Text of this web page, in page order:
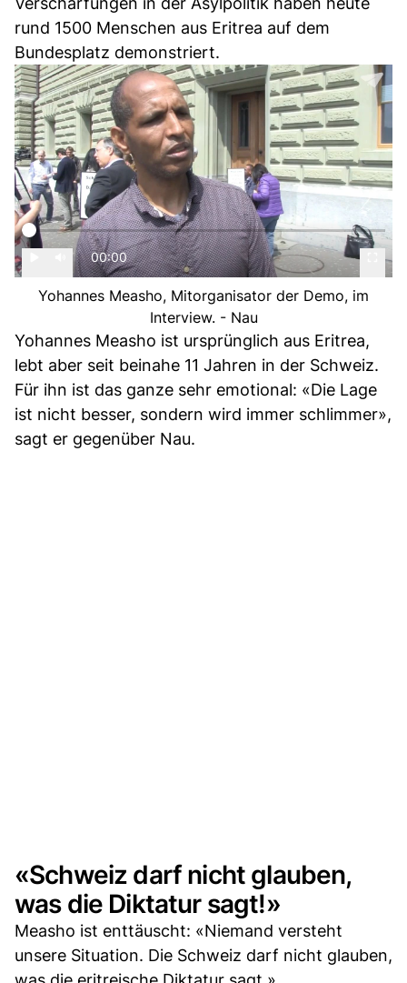
rund 1500 Menschen aus Eritrea auf dem
Bundesplatz demonstriert.
00:00
Yohannes Measho, Mitorganisator der Demo, im
Interview. - Nau
Yohannes Measho ist ursprünglich aus Eritrea,
lebt aber seit beinahe 11 Jahren in der Schweiz.
Für ihn ist das ganze sehr emotional: «Die Lage
ist nicht besser, sondern wird immer schlimmer»,
sagt er gegenüber Nau.
«Schweiz darf nicht glauben,
was die Diktatur sagt!»
Measho ist enttäuscht: «Niemand versteht
unsere Situation. Die Schweiz darf nicht glauben,